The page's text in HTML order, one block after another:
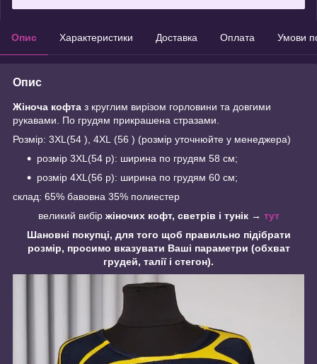
Опис Характеристики Доставка Оплата Умови
Опис
Жіноча кофта з круглим вирізом горловини та довгими
рукавами. По грудям прикрашена стразами.
Розмір: 3XL(54 ), 4XL (56 ) (розмір уточнюйте у менеджера)
розмір 3XL(54 р): ширина по грудям 58 см;
розмір 4XL(56 р): ширина по грудям 60 см;
склад: 65% бавовна 35% полиестер
великий вибір жіночих кофт, светрів і тунік → тут
Шановні покупці, для того щоб правильно підібрати
розмір, просимо вказувати Ваші параметри (обхват
грудей, талії і стегон).